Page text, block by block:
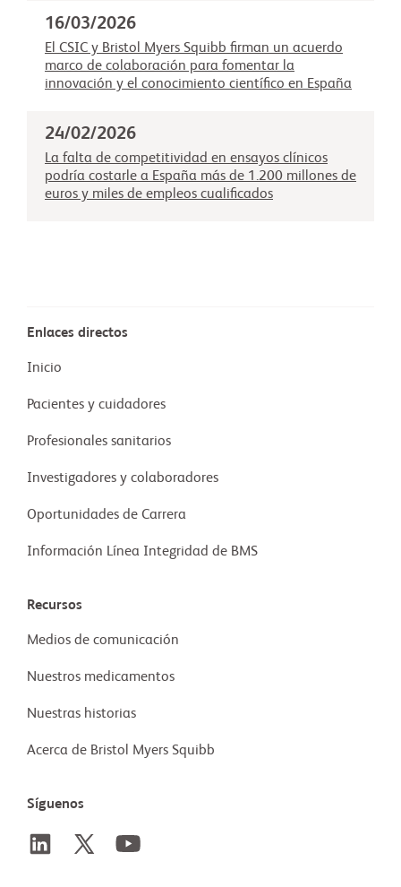
16/03/2026
El CSIC y Bristol Myers Squibb firman un acuerdo
marco de colaboración para fomentar la
innovación y el conocimiento científico en España
24/02/2026
La falta de competitividad en ensayos clínicos
podría costarle a España más de 1.200 millones de
euros y miles de empleos cualificados
Enlaces directos
Inicio
Pacientes y cuidadores
Profesionales sanitarios
Investigadores y colaboradores
Oportunidades de Carrera
Información Línea Integridad de BMS
Recursos
Medios de comunicación
Nuestros medicamentos
Nuestras historias
Acerca de Bristol Myers Squibb
Síguenos